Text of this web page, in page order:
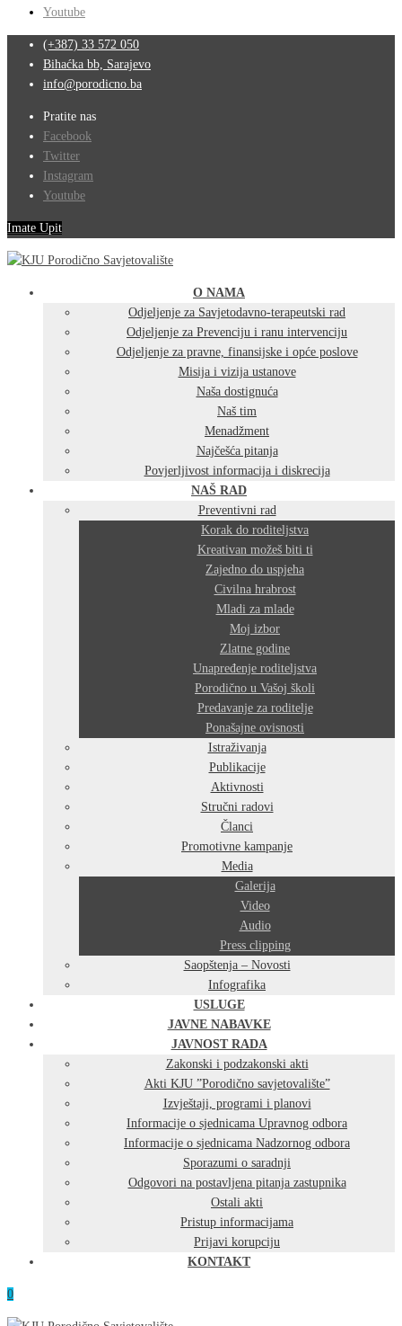
Youtube
(+387) 33 572 050
Bihaćka bb, Sarajevo
info@porodicno.ba
Pratite nas
Facebook
Twitter
Instagram
Youtube
Imate Upit
O NAMA
Odjeljenje za Savjetodavno-terapeutski rad
Odjeljenje za Prevenciju i ranu intervenciju
Odjeljenje za pravne, finansijske i opće poslove
Misija i vizija ustanove
Naša dostignuća
Naš tim
Menadžment
Najčešća pitanja
Povjerljivost informacija i diskrecija
NAŠ RAD
Preventivni rad
Korak do roditeljstva
Kreativan možeš biti ti
Zajedno do uspjeha
Civilna hrabrost
Mladi za mlade
Moj izbor
Zlatne godine
Unapređenje roditeljstva
Porodično u Vašoj školi
Predavanje za roditelje
Ponašajne ovisnosti
Istraživanja
Publikacije
Aktivnosti
Stručni radovi
Članci
Promotivne kampanje
Media
Galerija
Video
Audio
Press clipping
Saopštenja – Novosti
Infografika
USLUGE
JAVNE NABAVKE
JAVNOST RADA
Zakonski i podzakonski akti
Akti KJU ”Porodično savjetovalište”
Izvještaji, programi i planovi
Informacije o sjednicama Upravnog odbora
Informacije o sjednicama Nadzornog odbora
Sporazumi o saradnji
Odgovori na postavljena pitanja zastupnika
Ostali akti
Pristup informacijama
Prijavi korupciju
KONTAKT
0